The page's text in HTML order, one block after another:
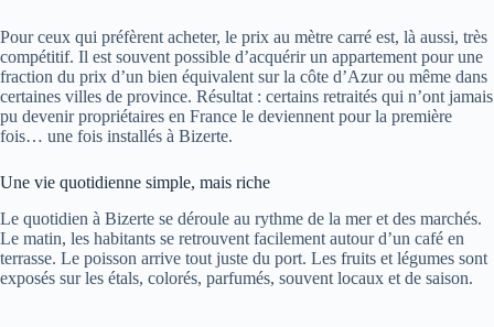
Pour ceux qui préfèrent acheter, le prix au mètre carré est, là aussi, très
compétitif. Il est souvent possible d’acquérir un appartement pour une
fraction du prix d’un bien équivalent sur la côte d’Azur ou même dans
certaines villes de province. Résultat : certains retraités qui n’ont jamais
pu devenir propriétaires en France le deviennent pour la première
fois… une fois installés à Bizerte.
Une vie quotidienne simple, mais riche
Le quotidien à Bizerte se déroule au rythme de la mer et des marchés.
Le matin, les habitants se retrouvent facilement autour d’un café en
terrasse. Le poisson arrive tout juste du port. Les fruits et légumes sont
exposés sur les étals, colorés, parfumés, souvent locaux et de saison.